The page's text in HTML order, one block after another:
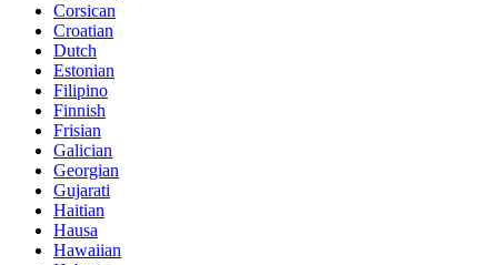
Corsican
Croatian
Dutch
Estonian
Filipino
Finnish
Frisian
Galician
Georgian
Gujarati
Haitian
Hausa
Hawaiian